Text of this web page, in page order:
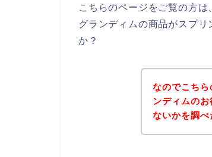
こちらのページをご覧の方は
グランディムの商品がスプ
か？
なのでこち
ンディムの
ないかを調べ